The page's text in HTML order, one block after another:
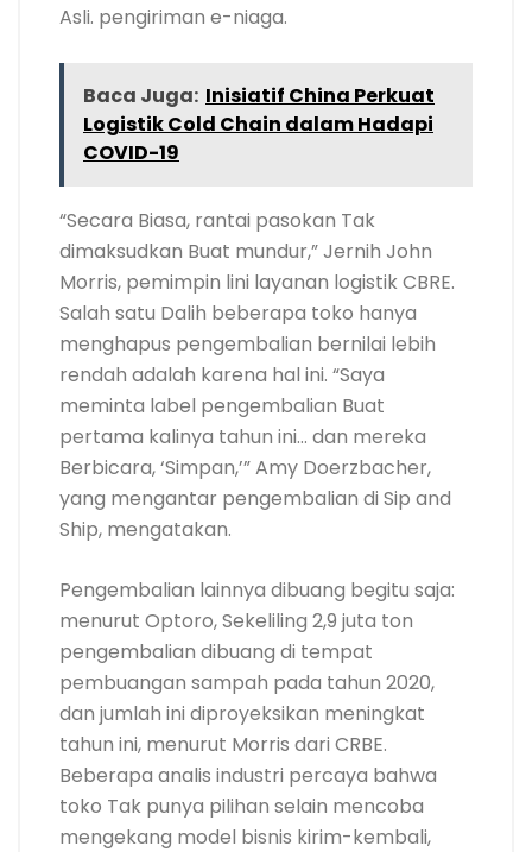
Asli. pengiriman e-niaga.
Baca Juga: Inisiatif China Perkuat
Logistik Cold Chain dalam Hadapi
COVID-19
“Secara Biasa, rantai pasokan Tak
dimaksudkan Buat mundur,” Jernih John
Morris, pemimpin lini layanan logistik CBRE.
Salah satu Dalih beberapa toko hanya
menghapus pengembalian bernilai lebih
rendah adalah karena hal ini. “Saya
meminta label pengembalian Buat
pertama kalinya tahun ini… dan mereka
Berbicara, ‘Simpan,’” Amy Doerzbacher,
yang mengantar pengembalian di Sip and
Ship, mengatakan.
Pengembalian lainnya dibuang begitu saja:
menurut Optoro, Sekeliling 2,9 juta ton
pengembalian dibuang di tempat
pembuangan sampah pada tahun 2020,
dan jumlah ini diproyeksikan meningkat
tahun ini, menurut Morris dari CRBE.
Beberapa analis industri percaya bahwa
toko Tak punya pilihan selain mencoba
mengekang model bisnis kirim-kembali,